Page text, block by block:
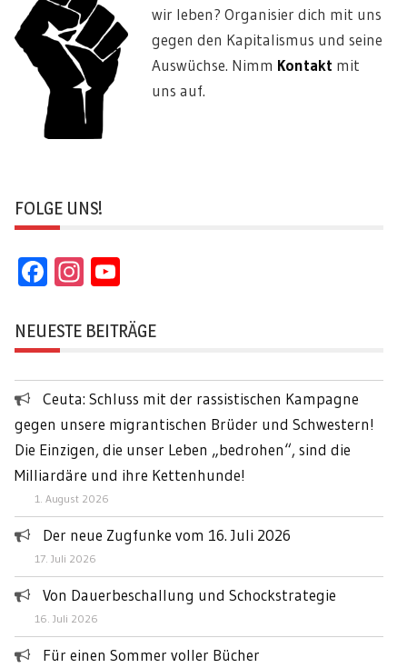
wir leben? Organisier dich mit uns
gegen den Kapitalismus und seine
Auswüchse. Nimm Kontakt mit
uns auf.
FOLGE UNS!
Facebook
Instagram
NEUESTE BEITRÄGE
Ceuta: Schluss mit der rassistischen Kampagne
gegen unsere migrantischen Brüder und Schwestern!
Die Einzigen, die unser Leben „bedrohen“, sind die
Milliardäre und ihre Kettenhunde!
1. August 2026
Der neue Zugfunke vom 16. Juli 2026
17. Juli 2026
Von Dauerbeschallung und Schockstrategie
16. Juli 2026
Für einen Sommer voller Bücher